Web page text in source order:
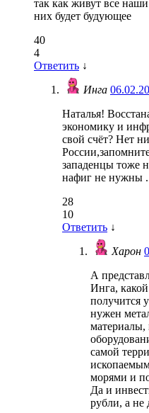
так как живут все
них будет будующее
40
4
Ответить ↓
Инга
Наталья!
экономику и
свой счёт? Нет
западенцы тоже
нафиг не нужны .
28
10
Ответить ↓
Харон
А
Инга,
получится
нужен
самой
морями и
Да и
рубли, а не